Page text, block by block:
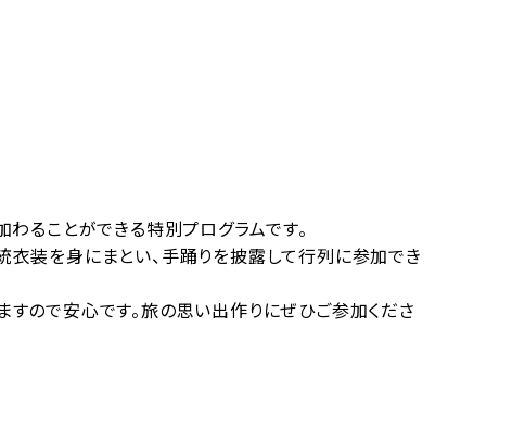
ることができる特別プログラムです。
衣装を身にまとい、手踊りを披露して行列に参加でき
ので安心です。旅の思い出作りにぜひご参加くださ